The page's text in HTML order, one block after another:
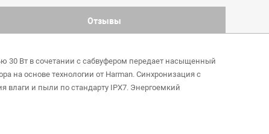
Отзывы
30 Вт в сочетании с сабвуфером передает насыщенный
на основе технологии от Harman. Синхронизация с
влаги и пыли по стандарту IPX7. Энергоемкий